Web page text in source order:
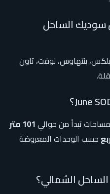
سوديك الساحل
بنتهاوس، لوفت، تاون
101 متر
حسب الوحدات المعروضة
الشمالي؟